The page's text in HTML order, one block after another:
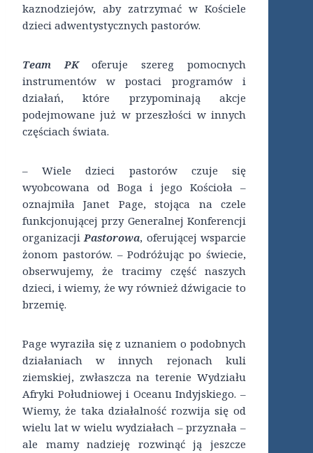
kaznodziejów, aby zatrzymać w Kościele
dzieci adwentystycznych pastorów.
Team PKoferuje szereg pomocnych
instrumentów w postaci programów i
działań, które przypominają akcje
podejmowane już w przeszłości w innych
częściach świata.
– Wiele dzieci pastorów czuje się
wyobcowana od Boga i jego Kościoła –
oznajmiła Janet Page, stojąca na czele
funkcjonującej przy Generalnej Konferencji
organizacjiPastorowa, oferującej wsparcie
żonom pastorów. – Podróżując po świecie,
obserwujemy, że tracimy część naszych
dzieci, i wiemy, że wy również dźwigacie to
brzemię.
Page wyraziła się z uznaniem o podobnych
działaniach w innych rejonach kuli
ziemskiej, zwłaszcza na terenie Wydziału
Afryki Południowej i Oceanu Indyjskiego. –
Wiemy, że taka działalność rozwija się od
wielu lat w wielu wydziałach – przyznała –
ale mamy nadzieję rozwinąć ją jeszcze